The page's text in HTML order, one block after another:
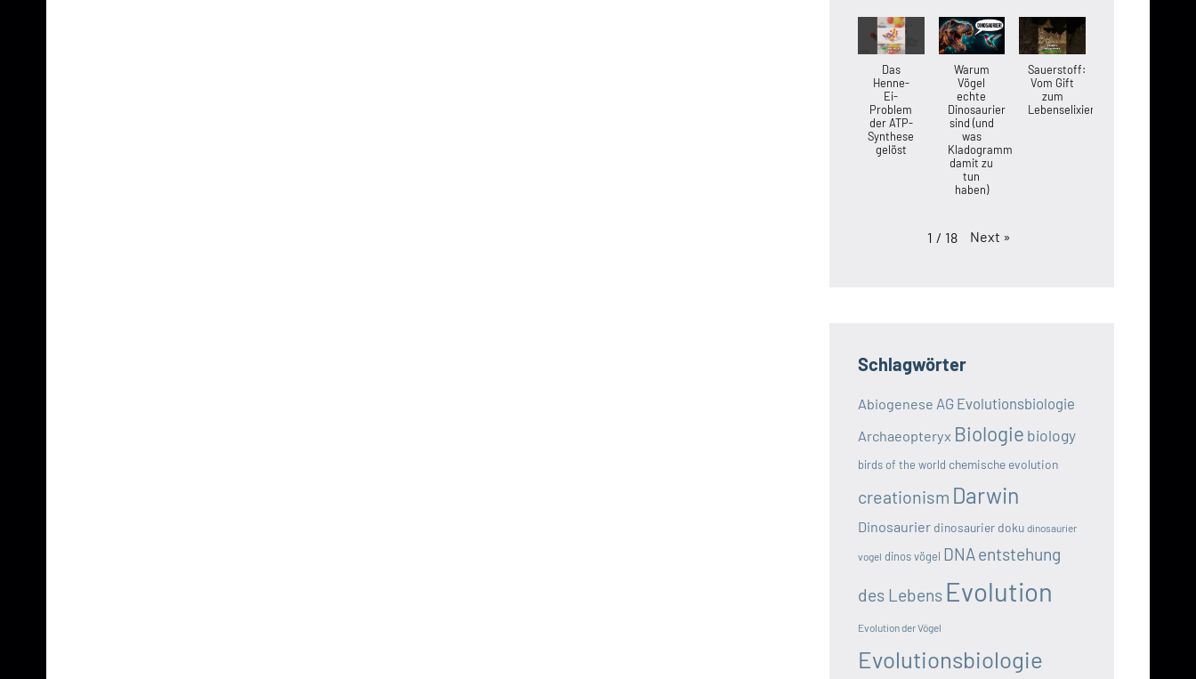
Das
Henne-
Ei-
Problem
der ATP-
Synthese
gelöst
Warum
Vögel
echte
Dinosaurier
sind (und
was
Kladogramme
damit zu
tun
haben)
Sauerstoff:
Vom Gift
zum
Lebenselixier
1 / 18 Next »
Schlagwörter
Abiogenese AG Evolutionsbiologie
Archaeopteryx Biologie biology
birds of the world chemische evolution
creationism Darwin
Dinosaurier dinosaurier doku dinosaurier
vogel dinos vögel DNAentstehung
des Lebens Evolution
Evolution der Vögel
Evolutionsbiologie